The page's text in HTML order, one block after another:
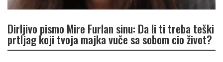
Dirljivo pismo Mire Furlan sinu: Da li ti treba teški
prtljag koji tvoja majka vuče sa sobom cio život?